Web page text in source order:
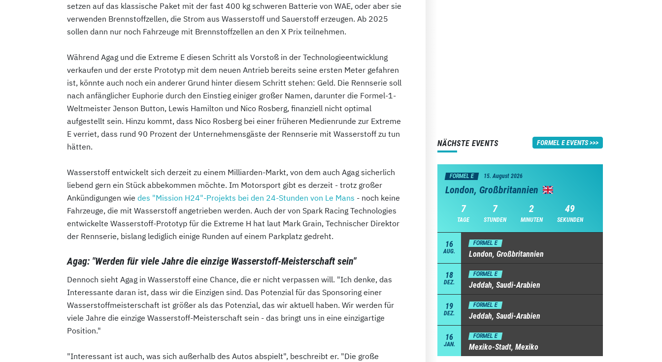
setzen auf das klassische Paket mit der fast 400 kg schweren Batterie von WAE, oder aber sie
verwenden Brennstoffzellen, die Strom aus Wasserstoff und Sauerstoff erzeugen. Ab 2025
sollen dann nur noch Fahrzeuge mit Brennstoffzellen an den X Prix teilnehmen.
Während Agag und die Extreme E diesen Schritt als Vorstoß in der Technologieentwicklung
verkaufen und der erste Prototyp mit dem neuen Antrieb bereits seine ersten Meter gefahren
ist, könnte auch noch ein anderer Grund hinter diesem Schritt stehen: Geld. Die Rennserie soll
nach anfänglicher Euphorie durch den Einstieg einiger großer Namen, darunter die Formel-1-
Weltmeister Jenson Button, Lewis Hamilton und Nico Rosberg, finanziell nicht optimal
aufgestellt sein. Hinzu kommt, dass Nico Rosberg bei einer früheren Medienrunde zur Extreme
E verriet, dass rund 90 Prozent der Unternehmensgäste der Rennserie mit Wasserstoff zu tun
hätten.
Wasserstoff entwickelt sich derzeit zu einem Milliarden-Markt, von dem auch Agag sicherlich
liebend gern ein Stück abbekommen möchte. Im Motorsport gibt es derzeit - trotz großer
Ankündigungen wie des "Mission H24"-Projekts bei den 24-Stunden von Le Mans - noch keine
Fahrzeuge, die mit Wasserstoff angetrieben werden. Auch der von Spark Racing Technologies
entwickelte Wasserstoff-Prototyp für die Extreme H hat laut Mark Grain, Technischer Direktor
der Rennserie, bislang lediglich einige Runden auf einem Parkplatz gedreht.
Agag: "Werden für viele Jahre die einzige Wasserstoff-Meisterschaft sein"
Dennoch sieht Agag in Wasserstoff eine Chance, die er nicht verpassen will. "Ich denke, das
Interessante daran ist, dass wir die Einzigen sind. Das Potenzial für das Sponsoring einer
Wasserstoffmeisterschaft ist größer als das Potenzial, das wir aktuell haben. Wir werden für
viele Jahre die einzige Wasserstoff-Meisterschaft sein - das bringt uns in eine einzigartige
Position."
"Interessant ist auch, was sich außerhalb des Autos abspielt", beschreibt er. "Die große
NÄCHSTE EVENTS FORMEL E EVENTS
FORMEL E 15. August 2026
London, Großbritannien
7
TAGE
7
STUNDEN
2
MINUTEN
48
SEKUNDEN
16
AUG.
FORMEL E
London, Großbritannien
18
DEZ.
FORMEL E
Jeddah, Saudi-Arabien
19
DEZ.
FORMEL E
Jeddah, Saudi-Arabien
16
JAN.
FORMEL E
Mexiko-Stadt, Mexiko